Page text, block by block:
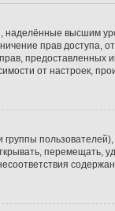
высшим
прав доступа,
от настроек,
перемещать,